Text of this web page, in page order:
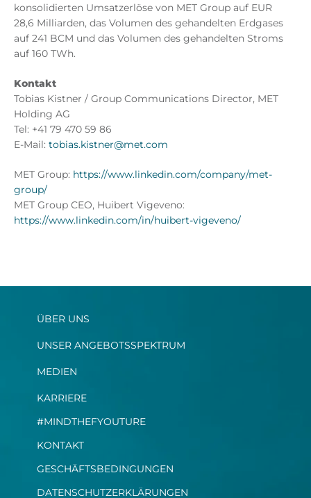
konsolidierten Umsatzerlöse von MET Group auf EUR
28,6 Milliarden, das Volumen des gehandelten Erdgases
auf 241 BCM und das Volumen des gehandelten Stroms
auf 160 TWh.
Kontakt
Tobias Kistner / Group Communications Director, MET
Holding AG
Tel: +41 79 470 59 86
E-Mail: tobias.kistner@met.com
MET Group: https://www.linkedin.com/company/met-
group/
MET Group CEO, Huibert Vigeveno:
https://www.linkedin.com/in/huibert-vigeveno/
ÜBER UNS
UNSER ANGEBOTSSPEKTRUM
MEDIEN
KARRIERE
#MINDTHEFYOUTURE
KONTAKT
GESCHÄFTSBEDINGUNGEN
DATENSCHUTZERKLÄRUNGEN